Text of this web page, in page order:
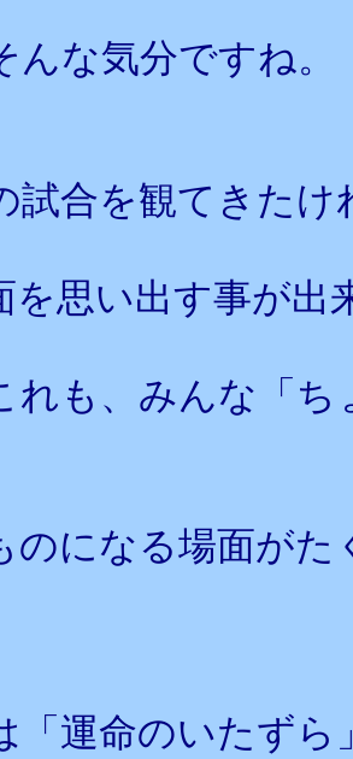
んな気分ですね。
試合を観てきたけ
を思い出す事が出
れも、みんな「
のになる場面が
「運命のいたず